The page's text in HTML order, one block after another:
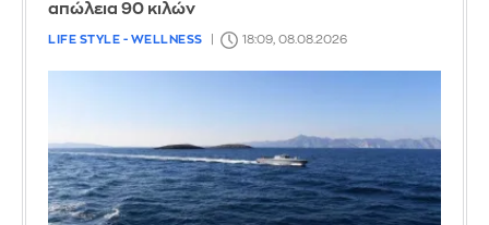
απώλεια 90 κιλών
LIFE STYLE - WELLNESS 18:09, 08.08.2026